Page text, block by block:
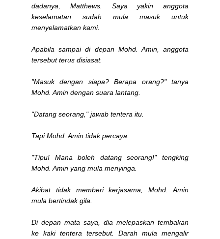
dadanya, Matthews. Saya yakin anggota
keselamatan sudah mula masuk untuk
menyelamatkan kami.
Apabila sampai di depan Mohd. Amin, anggota
tersebut terus disiasat.
"Masuk dengan siapa? Berapa orang?" tanya
Mohd. Amin dengan suara lantang.
"Datang seorang," jawab tentera itu.
Tapi Mohd. Amin tidak percaya.
"Tipu! Mana boleh datang seorang!" tengking
Mohd. Amin yang mula menyinga.
Akibat tidak memberi kerjasama, Mohd. Amin
mula bertindak gila.
Di depan mata saya, dia melepaskan tembakan
ke kaki tentera tersebut. Darah mula mengalir